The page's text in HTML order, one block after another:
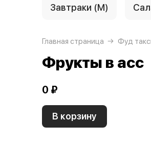
Завтраки (М)
Главная страница Фуд
Фрукты в асс
0 ₽
В корзину